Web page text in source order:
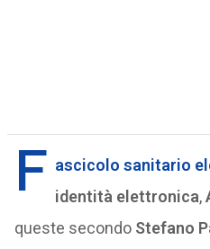
F ascicolo sanitario
identità elettronica,
queste secondoStefano